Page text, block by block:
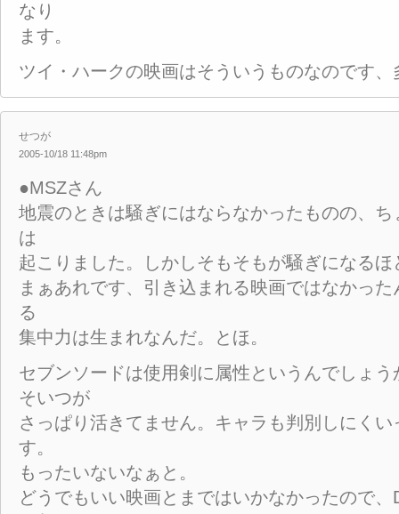
なり
ます。
ツイ・ハークの映画はそういうものなのです、
せつが
2005-10/18 11:48pm
●MSZさん
地震のときは騒ぎにはならなかったものの、
は
起こりました。しかしそもそもが騒ぎになる
まぁあれです、引き込まれる映画ではなかっ
る
集中力は生まれなんだ。とほ。
セブンソードは使用剣に属性というんでしょ
そいつが
さっぱり活きてません。キャラも判別しにく
す。
もったいないなぁと。
どうでもいい映画とまではいかなかったので